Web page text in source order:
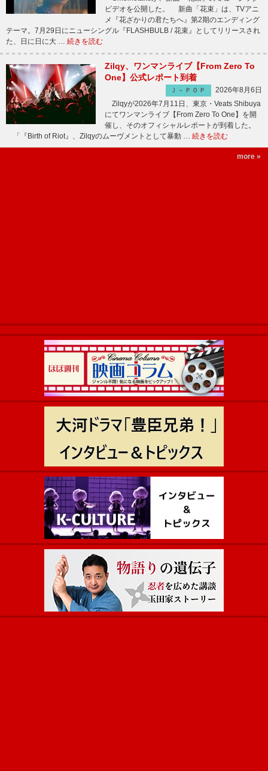
ビデオを公開した。 新曲「花束」は、TVアニ
メ『花ざかりの君たちへ』第2期のエンディング
テーマ。7月29日にニューシングル『FLASHBULB / 花束』としてリリースされ
た、日に日に大 … 続きを読む
Zilqy、ワンマンライブ【From Zero To
One】公式レポート到着
Ｊ－ＰＯＰ
2026年8月6日
Zilqyが2026年7月11日、東京・Veats Shibuya
にてワンマンライブ【From Zero To One】を開
催し、そのオフィシャルレポートが到着した。
「『Birth of Riot』、Zilqyのムーヴメントとして暴動 … 続きを読む
more »